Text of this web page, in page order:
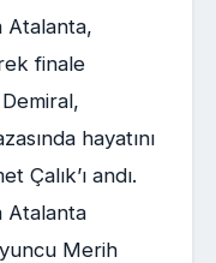
Atalanta,
finale
hayatını
Çalık’ı andı.
Atalanta
Merih